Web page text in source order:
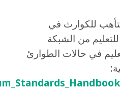
للكوارث في
للتعليم من الشبكة
في حالات الطوارئ